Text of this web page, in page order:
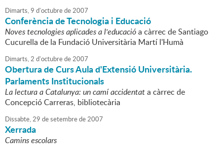
Dimarts,9 d'octubrede2007
Conferència de Tecnologia i Educació
Noves tecnologies aplicades a l'educacióa càrrec de Santiago
Cucurella de la Fundació Universitària Martí l'Humà
Dimarts,2 d'octubrede2007
Obertura de Curs Aula d'Extensió Universitària.
Parlaments Institucionals
La lectura a Catalunya: un camí accidentata càrrec de
Concepció Carreras, bibliotecària
Dissabte,29 desetembrede2007
Xerrada
Camins escolars